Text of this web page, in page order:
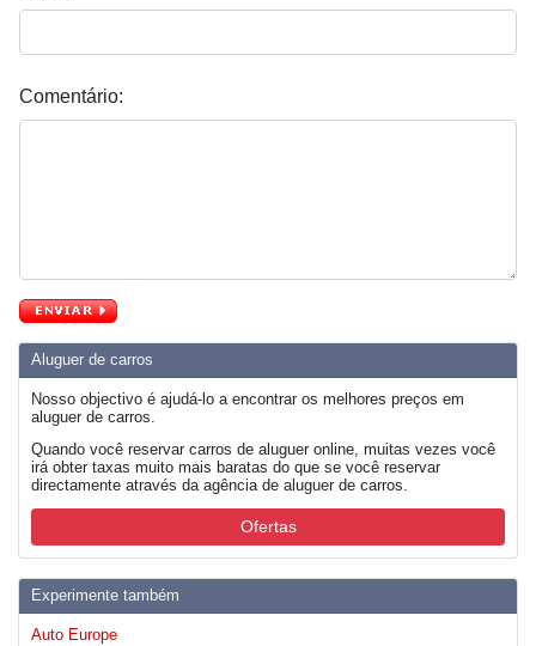
Aluguer de carros
Nosso objectivo é ajudá-lo a encontrar os melhores preços em
aluguer de carros.
Quando você reservar carros de aluguer online, muitas vezes você
irá obter taxas muito mais baratas do que se você reservar
directamente através da agência de aluguer de carros.
Ofertas
Experimente também
Auto Europe
Comentário: